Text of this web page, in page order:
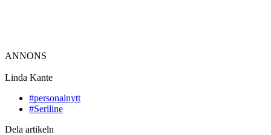
ANNONS
Linda Kante
#personalnytt
#Seriline
Dela artikeln